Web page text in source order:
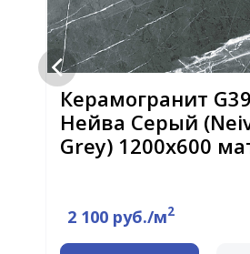
Керамогранит
Нейва Серый
Grey) 1200x600
2 100 руб./м2